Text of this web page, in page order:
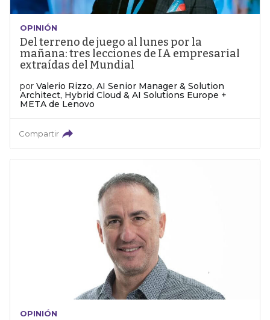
OPINIÓN
Del terreno de juego al lunes por la
mañana: tres lecciones de IA empresarial
extraídas del Mundial
por Valerio Rizzo, AI Senior Manager & Solution
Architect, Hybrid Cloud & AI Solutions Europe +
META de Lenovo
Compartir
OPINIÓN